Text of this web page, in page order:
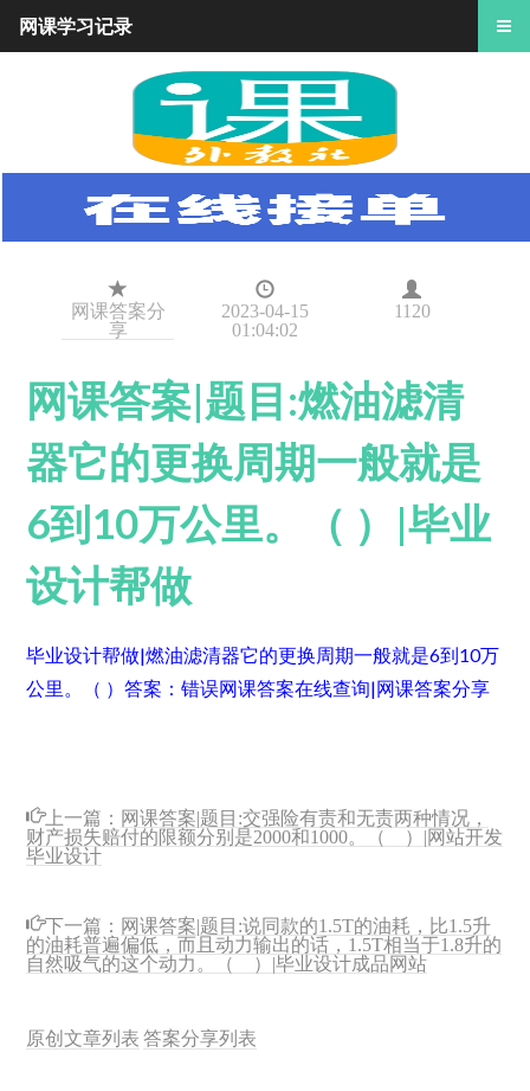
网课答案分
享
2023-04-15
01:04:02
1120
网课答案|题目:燃油滤清
器它的更换周期一般就是
6到10万公里。（ ）|毕业
设计帮做
毕业设计帮做|燃油滤清器它的更换周期一般就是6到10万
公里。（ ）答案：错误网课答案在线查询|网课答案分享
上一篇： 网课答案|题目:交强险有责和无责两种情况，
财产损失赔付的限额分别是2000和1000。（ ）|网站开发
毕业设计
下一篇： 网课答案|题目:说同款的1.5T的油耗，比1.5升
的油耗普遍偏低，而且动力输出的话，1.5T相当于1.8升的
自然吸气的这个动力。（ ）|毕业设计成品网站
原创文章列表 答案分享列表
网课学习记录